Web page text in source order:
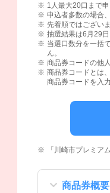
1人最大20口まで申
申込者多数の場合
先着順ではございま
抽選結果は6月29日
当選口数分を一括
ん。
商品券コードの他
商品券コードとは
商品券コードを入
「川崎市プレミア
商品券概要